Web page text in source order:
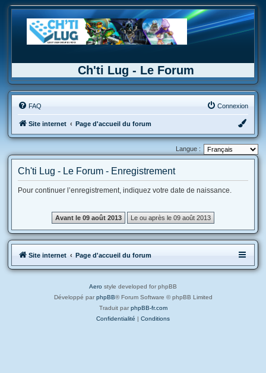
Ch'ti Lug - Le Forum
FAQ Connexion
Site internet Page d'accueil du forum
Langue :
Ch'ti Lug - Le Forum - Enregistrement
Pour continuer l’enregistrement, indiquez votre date de naissance.
Site internet Page d'accueil du forum
Aero style developed for phpBB
Développé par phpBB® Forum Software © phpBB Limited
Traduit par phpBB-fr.com
Confidentialité | Conditions